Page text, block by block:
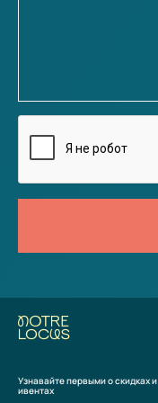
Узнавайте первыми о скидках и
ивентах